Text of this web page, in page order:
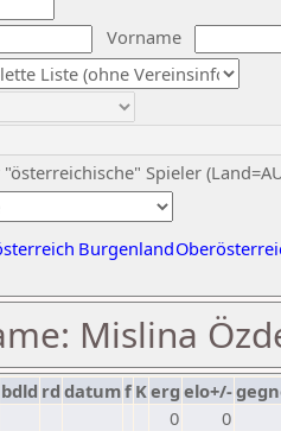
Vorname
Spieler
Burgenland
Mislina
bdld rd datumf Kerg elo+/-
0
0